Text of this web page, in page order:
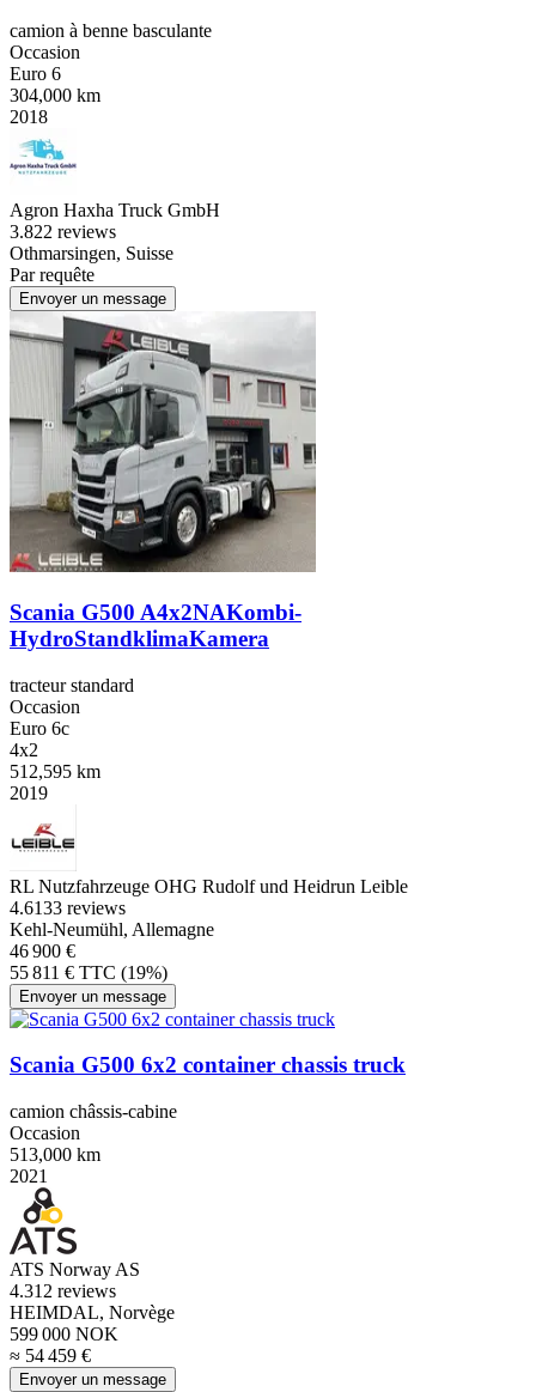
camion à benne basculante
Occasion
Euro 6
304,000 km
2018
Agron Haxha Truck GmbH
3.822 reviews
Othmarsingen, Suisse
Par requête
Envoyer un message
Scania G500 A4x2NAKombi-
HydroStandklimaKamera
tracteur standard
Occasion
Euro 6c
4x2
512,595 km
2019
RL Nutzfahrzeuge OHG Rudolf und Heidrun Leible
4.6133 reviews
Kehl-Neumühl, Allemagne
46 900 €
55 811 € TTC (19%)
Envoyer un message
Scania G500 6x2 container chassis truck
camion châssis-cabine
Occasion
513,000 km
2021
ATS Norway AS
4.312 reviews
HEIMDAL, Norvège
599 000 NOK
≈ 54 459 €
Envoyer un message